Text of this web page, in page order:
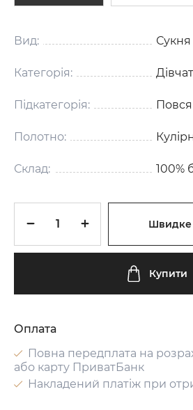
Вид: Сукня
Категорія:
Підкатегорія:
Полотно:
Склад: 100%
Швидке
Купити
Оплата
Повна передплата на
або карту ПриватБанк
Накладений платіж при